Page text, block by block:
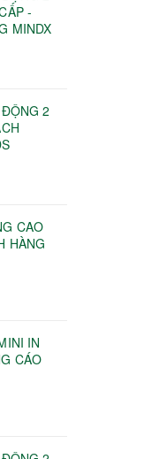
-
MINDX
2
CAO
HÀNG
IN
CÁO